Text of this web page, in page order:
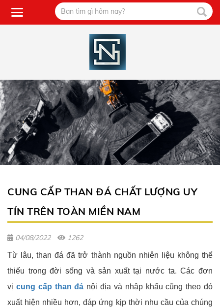
CUNG CẤP THAN ĐÁ CHẤT LƯỢNG UY
TÍN TRÊN TOÀN MIỀN NAM
04/08/2022 1262
Từ lâu, than đá đã trở thành nguồn nhiên liệu không thể
thiếu trong đời sống và sản xuất tại nước ta. Các đơn
vị cung cấp than đá nội địa và nhập khẩu cũng theo đó
xuất hiện nhiều hơn, đáp ứng kịp thời nhu cầu của chúng